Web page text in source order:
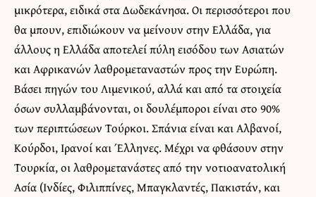
μικρότερα, ειδικά στα Δωδεκάνησα. Οι περισσότεροι που
θα μπουν, επιδιώκουν να μείνουν στην Ελλάδα, για
άλλους η Ελλάδα αποτελεί πύλη εισόδου των Ασιατών
και Αφρικανών λαθρομεταναστών προς την Ευρώπη.
Βάσει πηγών του Λιμενικού, αλλά και από τα στοιχεία
όσων συλλαμβάνονται, οι δουλέμποροι είναι στο 90%
των περιπτώσεων Τούρκοι. Σπάνια είναι και Αλβανοί,
Κούρδοι, Ιρανοί και Έλληνες. Μέχρι να φθάσουν στην
Τουρκία, οι λαθρομετανάστες από την νοτιοανατολική
Ασία (Ινδίες, Φιλιππίνες, Μπαγκλαντές, Πακιστάν, και